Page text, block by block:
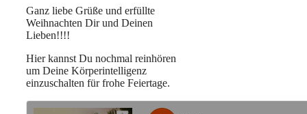
Ganz liebe Grüße und erfüllte
Weihnachten Dir und Deinen
Lieben!!!!
Hier kannst Du nochmal reinhören
um Deine Körperintelligenz
einzuschalten für frohe Feiertage.